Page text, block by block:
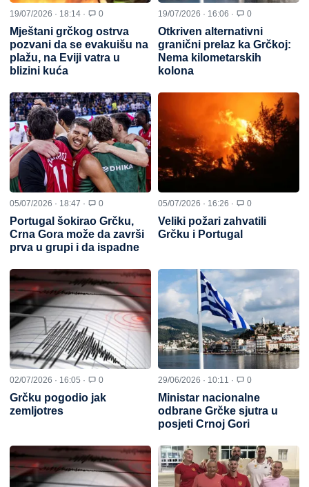
19/07/2026 · 18:14 · 0
Mještani grčkog ostrva
pozvani da se evakuišu na
plažu, na Eviji vatra u
blizini kuća
19/07/2026 · 16:06 · 0
Otkriven alternativni
granični prelaz ka Grčkoj:
Nema kilometarskih
kolona
05/07/2026 · 18:47 · 0
Portugal šokirao Grčku,
Crna Gora može da završi
prva u grupi i da ispadne
05/07/2026 · 16:26 · 0
Veliki požari zahvatili
Grčku i Portugal
02/07/2026 · 16:05 · 0
Grčku pogodio jak
zemljotres
29/06/2026 · 10:11 · 0
Ministar nacionalne
odbrane Grčke sjutra u
posjeti Crnoj Gori